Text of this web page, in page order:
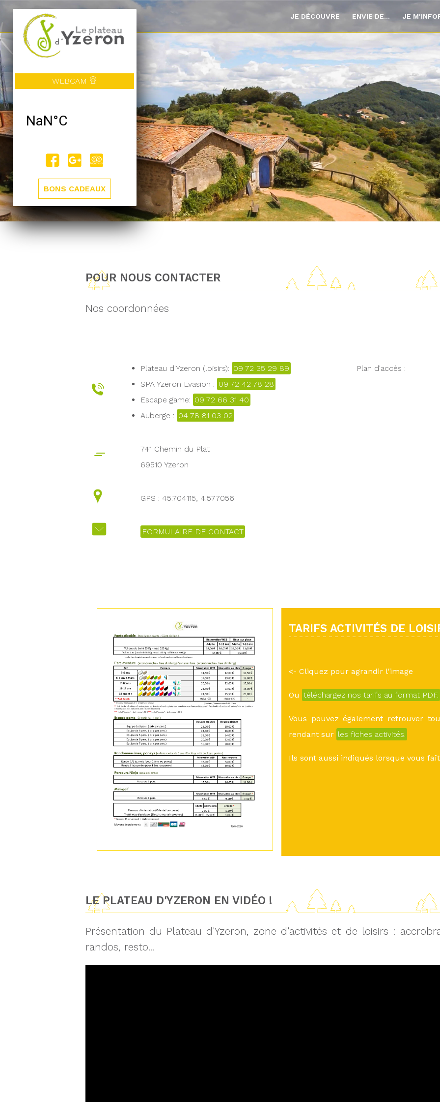
WEBCAM
BONS CADEAUX
JE DÉCOUVRE ENVIE DE... JE
POUR NOUS CONTACTER
Nos coordonnées
Plateau d'Yzeron (loisirs): 09 72 35 29 89
SPA Yzeron Evasion : 09 72 42 78 28
Escape game: 09 72 66 31 40
Auberge : 04 78 81 03 02
Plan d'accès :
741 Chemin du Plat
69510 Yzeron
GPS : 45.704115, 4.577056
FORMULAIRE DE CONTACT
TARIFS ACTIVITÉS DE
<- Cliquez pour agrandir l'image
Ou téléchargez nos tarifs au format PDF.
Vous pouvez également retrouver
rendant sur les fiches activités.
Ils sont aussi indiqués lorsque vous
LE PLATEAU D'YZERON EN VIDÉO !
Présentation du Plateau d'Yzeron, zone d'activités et de loisirs :
randos, resto...